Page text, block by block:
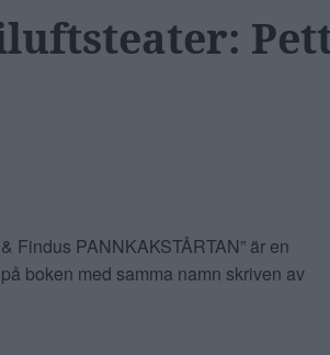
Findus PANNKAKSTÅRTAN” är en
boken med samma namn skriven av